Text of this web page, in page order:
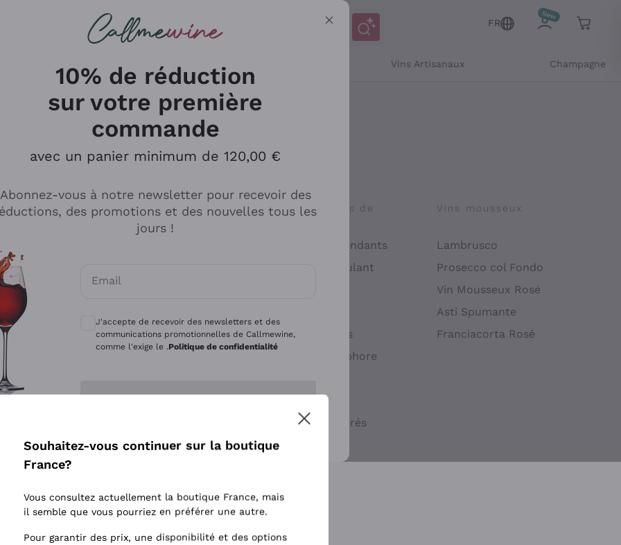
FR
Vins Artisanaux Champagne
Explorer le catalogue
Producteurs
Mascarello Bartolo
Rinaldi Giuseppe
Tenuta San Leonardo
Alessandra Divella
Sedilesu
Les philosophies de
Vignerons Indépendants
Recoltant Manipulant
Levures indigènes
Vins Faits en Amphore
Vins Biologiques
Vins blancs macérés
Vins mousseux
Lambrusco
Prosecco col Fondo
Vin Mousseux Rosé
Asti Spumante
Franciacorta Rosé
10% de réduction
sur votre première
commande
avec un panier minimum de 120,00 €
Abonnez-vous à notre newsletter pour recevoir des
des promotions et des nouvelles tous les
jours !
Email
Consentements optionnels pour recevoir des communications et des offres personnalisées
J'accepte de recevoir des newsletters et des
communications promotionnelles de Callmewine,
comme l'exige le .Politique de confidentialité
Enregistre-moi
plus d'informations, veuillez lire notrePolitique de confidentialité
Souhaitez-vous continuer sur la boutique
France?
Vous consultez actuellement la boutique France, mais
il semble que vous pourriez en préférer une autre.
Pour garantir des prix, une disponibilité et des options